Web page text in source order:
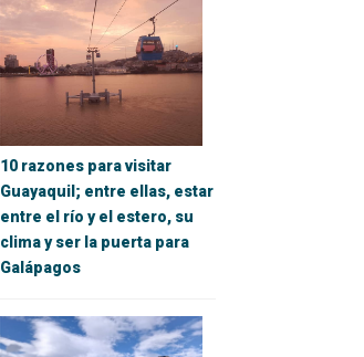
10 razones para visitar
Guayaquil; entre ellas, estar
entre el río y el estero, su
clima y ser la puerta para
Galápagos